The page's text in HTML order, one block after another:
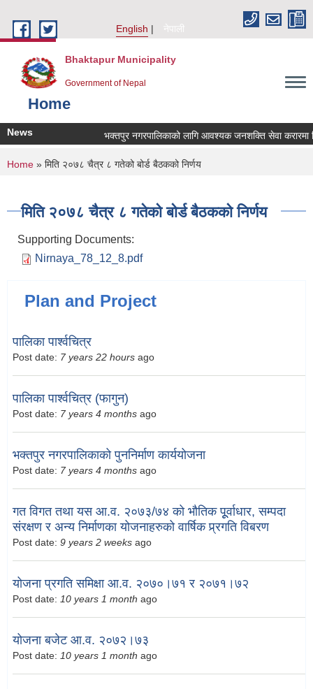
English
नेपाली
Bhaktapur Municipality
Government of Nepal
Home
News भक्तपुर नगरपालिकाको लागि आवश्यक जनशक्ति सेवा करारमा
You are here
Home » मिति २०७८ चैत्र ८ गतेको बोर्ड बैठकको निर्णय
मिति २०७८ चैत्र ८ गतेको बोर्ड बैठकको निर्णय
Supporting Documents:
Nirnaya_78_12_8.pdf
Plan and Project
पालिका पार्श्वचित्र
Post date: 7 years 22 hours ago
पालिका पार्श्वचित्र (फागुन)
Post date: 7 years 4 months ago
भक्तपुर नगरपालिकाको पुननिर्माण कार्ययोजना
Post date: 7 years 4 months ago
गत विगत तथा यस आ.व. २०७३/७४ को भौतिक पूूर्वाधार, सम्पदा
संरक्षण र अन्य निर्माणका योजनाहरुको वार्षिक प्र्रगति विबरण
Post date: 9 years 2 weeks ago
योजना प्रगति समिक्षा आ.व. २०७०।७१ र २०७१।७२
Post date: 10 years 1 month ago
योजना बजेट आ.व. २०७२।७३
Post date: 10 years 1 month ago